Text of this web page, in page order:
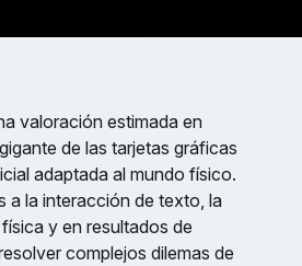
valoración estimada en
de las tarjetas gráficas
adaptada al mundo físico.
a la interacción de texto, la
y en resultados de
complejos dilemas de